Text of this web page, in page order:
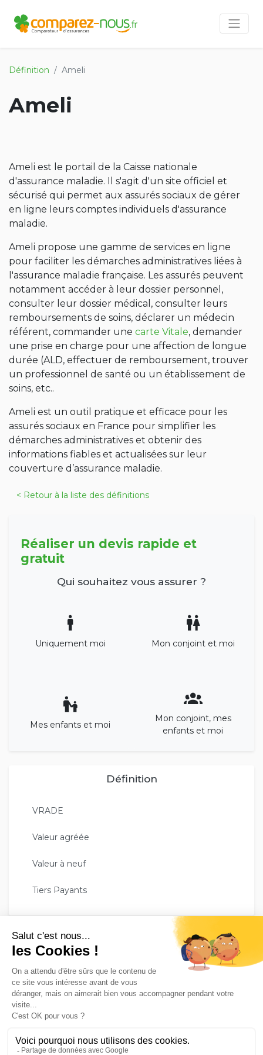
Définition Ameli
Ameli
Ameli est le portail de la Caisse nationale
d'assurance maladie. Il s'agit d'un site officiel et
sécurisé qui permet aux assurés sociaux de gérer
en ligne leurs comptes individuels d'assurance
maladie.
Ameli propose une gamme de services en ligne
pour faciliter les démarches administratives liées à
l'assurance maladie française. Les assurés peuvent
notamment accéder à leur dossier personnel,
consulter leur dossier médical, consulter leurs
remboursements de soins, déclarer un médecin
référent, commander une carte Vitale, demander
une prise en charge pour une affection de longue
durée (ALD, effectuer de remboursement, trouver
un professionnel de santé ou un établissement de
soins, etc..
Ameli est un outil pratique et efficace pour les
assurés sociaux en France pour simplifier les
démarches administratives et obtenir des
informations fiables et actualisées sur leur
couverture d’assurance maladie.
< Retour à la liste des définitions
Réaliser un devis rapide et
gratuit
Qui souhaitez vous assurer ?
Uniquement moi Mon conjoint et moi
Mes enfants et moi
Mon conjoint, mes
enfants et moi
Définition
VRADE
Valeur agréée
Valeur à neuf
Tiers Payants
GESCO ASSURE VOTRE TRANQUILITÉ !
Avec plus de 35 000 assurés, le groupe Gesco Assurances
est un véritable expert en complémentaire santé. Nos
une tranquillité de vie au quotidien.